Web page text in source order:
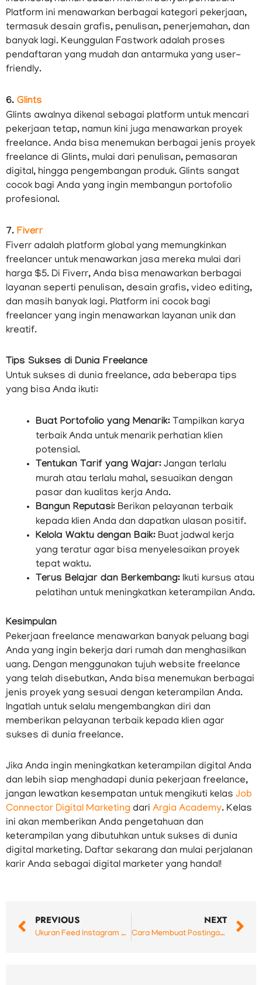
Platform ini menawarkan berbagai kategori pekerjaan,
termasuk desain grafis, penulisan, penerjemahan, dan
banyak lagi. Keunggulan Fastwork adalah proses
pendaftaran yang mudah dan antarmuka yang user-
friendly.
6. Glints
Glints awalnya dikenal sebagai platform untuk mencari
pekerjaan tetap, namun kini juga menawarkan proyek
freelance. Anda bisa menemukan berbagai jenis proyek
freelance di Glints, mulai dari penulisan, pemasaran
digital, hingga pengembangan produk. Glints sangat
cocok bagi Anda yang ingin membangun portofolio
profesional.
7. Fiverr
Fiverr adalah platform global yang memungkinkan
freelancer untuk menawarkan jasa mereka mulai dari
harga $5. Di Fiverr, Anda bisa menawarkan berbagai
layanan seperti penulisan, desain grafis, video editing,
dan masih banyak lagi. Platform ini cocok bagi
freelancer yang ingin menawarkan layanan unik dan
kreatif.
Tips Sukses di Dunia Freelance
Untuk sukses di dunia freelance, ada beberapa tips
yang bisa Anda ikuti:
Buat Portofolio yang Menarik: Tampilkan karya
terbaik Anda untuk menarik perhatian klien
potensial.
Tentukan Tarif yang Wajar: Jangan terlalu
murah atau terlalu mahal, sesuaikan dengan
pasar dan kualitas kerja Anda.
Bangun Reputasi: Berikan pelayanan terbaik
kepada klien Anda dan dapatkan ulasan positif.
Kelola Waktu dengan Baik: Buat jadwal kerja
yang teratur agar bisa menyelesaikan proyek
tepat waktu.
Terus Belajar dan Berkembang: Ikuti kursus atau
pelatihan untuk meningkatkan keterampilan Anda.
Kesimpulan
Pekerjaan freelance menawarkan banyak peluang bagi
Anda yang ingin bekerja dari rumah dan menghasilkan
uang. Dengan menggunakan tujuh website freelance
yang telah disebutkan, Anda bisa menemukan berbagai
jenis proyek yang sesuai dengan keterampilan Anda.
Ingatlah untuk selalu mengembangkan diri dan
memberikan pelayanan terbaik kepada klien agar
sukses di dunia freelance.
Jika Anda ingin meningkatkan keterampilan digital Anda
dan lebih siap menghadapi dunia pekerjaan freelance,
jangan lewatkan kesempatan untuk mengikuti kelas Job
Connector Digital Marketing dari Argia Academy. Kelas
ini akan memberikan Anda pengetahuan dan
keterampilan yang dibutuhkan untuk sukses di dunia
digital marketing. Daftar sekarang dan mulai perjalanan
karir Anda sebagai digital marketer yang handal!
PREVIOUS
Ukuran Feed Instagram 2024 untuk Foto, Video, Story, Reels
NEXT
Cara Membuat Postingan Kolaborasi di Instagram